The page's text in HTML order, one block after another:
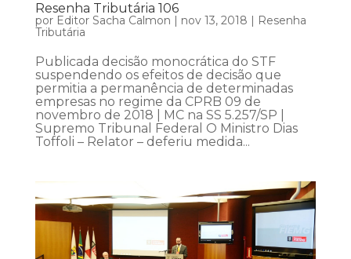
Resenha Tributária 106
por Editor Sacha Calmon | nov 13, 2018 | Resenha
Tributária
Publicada decisão monocrática do STF
suspendendo os efeitos de decisão que
permitia a permanência de determinadas
empresas no regime da CPRB 09 de
novembro de 2018 | MC na SS 5.257/SP |
Supremo Tribunal Federal O Ministro Dias
Toffoli – Relator – deferiu medida...